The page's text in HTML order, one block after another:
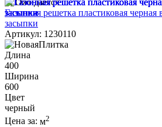
Ожидается
Газонная решетка пластиковая черная
засыпки
Артикул: 1230110
Длина
400
Ширина
600
Цвет
черный
Цена за: м2